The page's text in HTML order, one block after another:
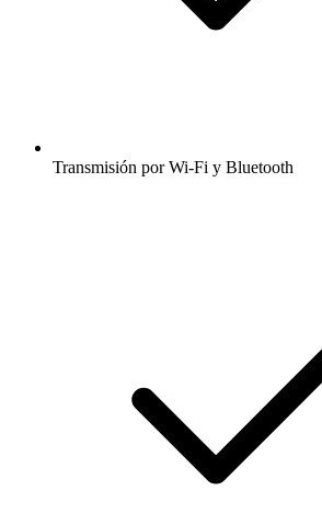
Transmisión por Wi-Fi y Bluetooth